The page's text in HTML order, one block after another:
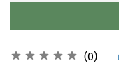
(0)